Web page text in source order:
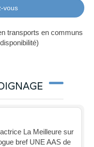
vous
transports en communs
La Meilleure sur
bref UNE AAS de